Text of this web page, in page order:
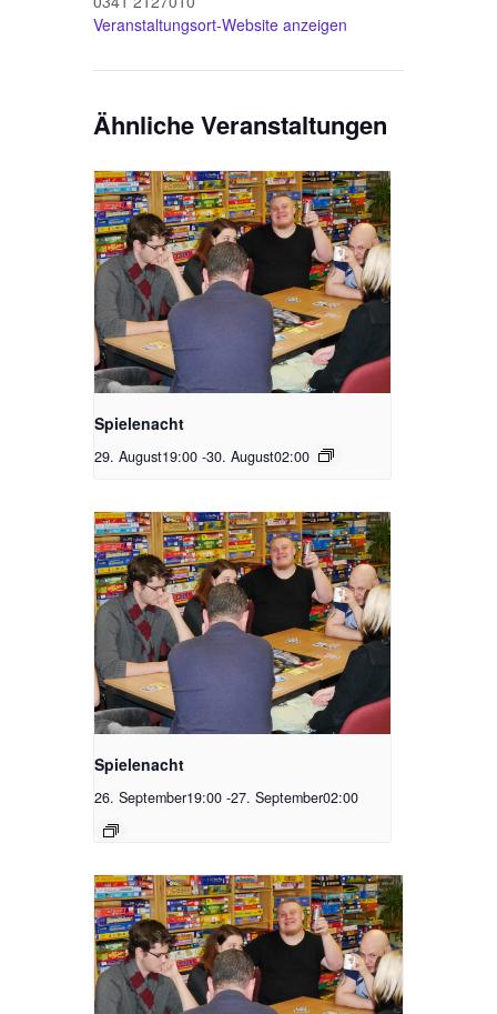
Veranstaltungsort-Website anzeigen
Ähnliche Veranstaltungen
Spielenacht
29. August19:00 -30. August02:00
Spielenacht
26. September19:00 -27. September02:00